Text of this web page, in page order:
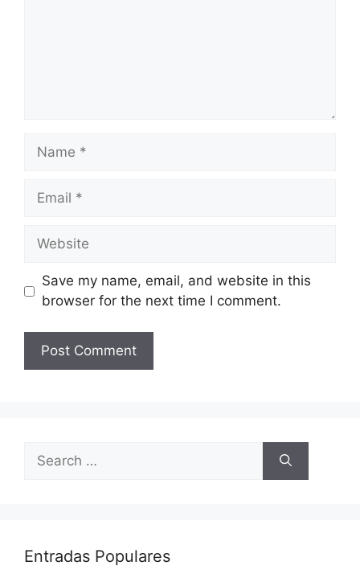
Name
Email
Website
Save my name, email, and website in this
browser for the next time I comment.
for:
Entradas Populares